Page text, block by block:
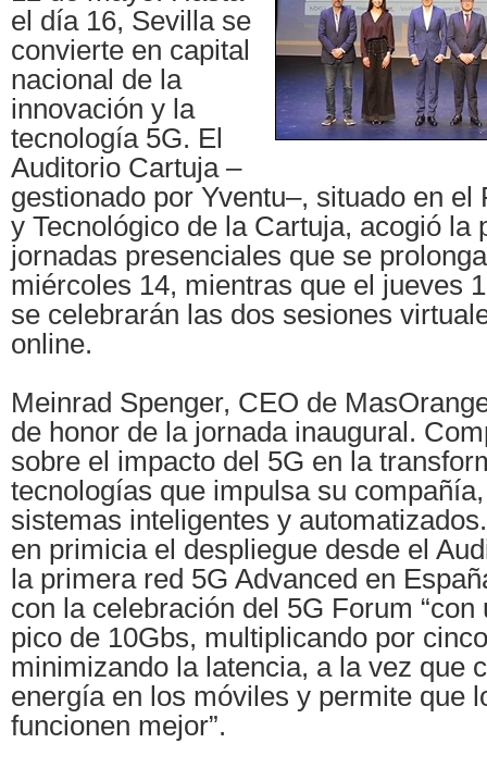
el día 16, Sevilla se
convierte en capital
nacional de la
innovación y la
tecnología 5G. El
Auditorio Cartuja –
gestionado por Yventu–, situado en el
y Tecnológico de la Cartuja, acogió la
jornadas presenciales que se
miércoles 14, mientras que el jueves
se celebrarán las dos sesiones
online.
Meinrad Spenger, CEO de
de honor de la jornada inaugural.
sobre el impacto del 5G en la
tecnologías que impulsa su
sistemas inteligentes y
en primicia el despliegue desde el
la primera red 5G Advanced en
con la celebración del 5G Forum “con
pico de 10Gbs, multiplicando por
minimizando la latencia, a la vez que
energía en los móviles y permite que
funcionen mejor”.